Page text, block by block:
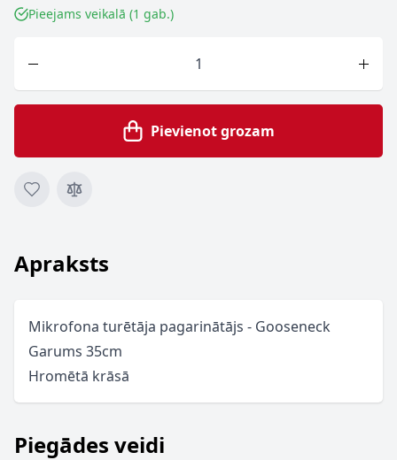
Pieejams veikalā (1 gab.)
Pievienot grozam
Apraksts
Mikrofona turētāja pagarinātājs - Gooseneck
Garums 35cm
Hromētā krāsā
Piegādes veidi